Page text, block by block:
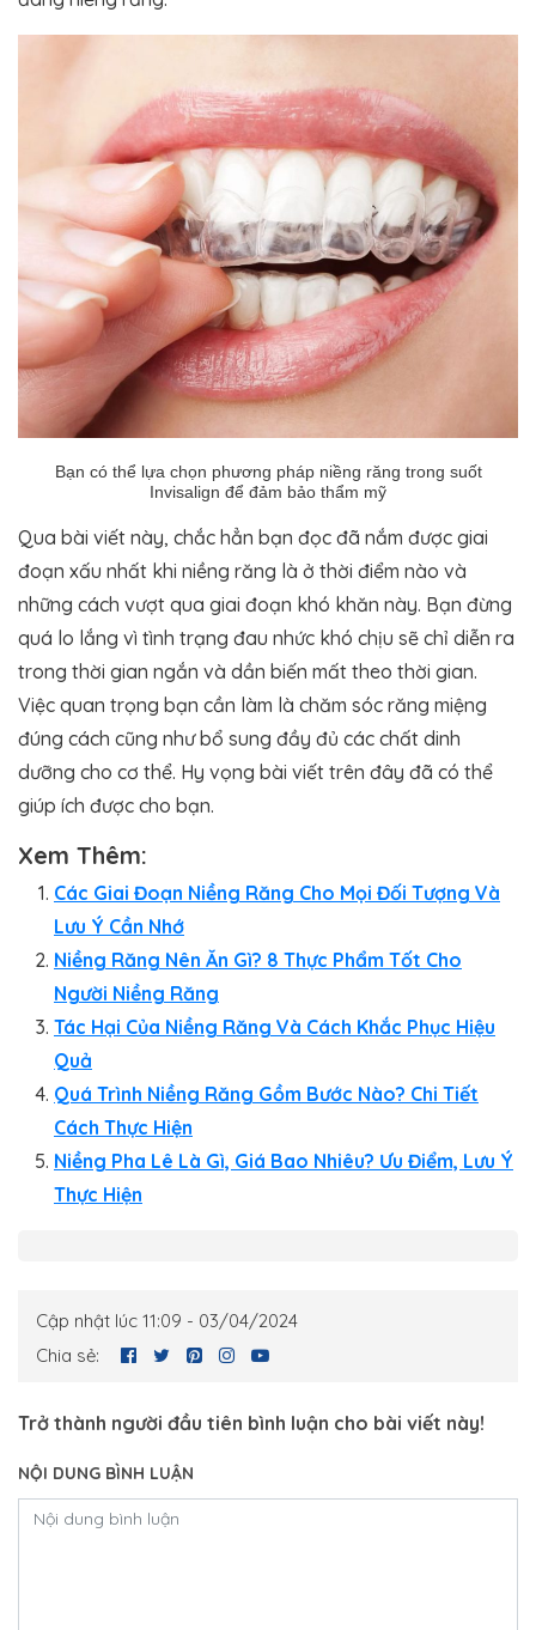
Bạn có thể lựa chọn phương pháp niềng răng trong suốt
Invisalign để đảm bảo thẩm mỹ
Qua bài viết này, chắc hẳn bạn đọc đã nắm được giai
đoạn xấu nhất khi niềng răng là ở thời điểm nào và
những cách vượt qua giai đoạn khó khăn này. Bạn đừng
quá lo lắng vì tình trạng đau nhức khó chịu sẽ chỉ diễn ra
trong thời gian ngắn và dần biến mất theo thời gian.
Việc quan trọng bạn cần làm là chăm sóc răng miệng
đúng cách cũng như bổ sung đầy đủ các chất dinh
dưỡng cho cơ thể. Hy vọng bài viết trên đây đã có thể
giúp ích được cho bạn.
Xem Thêm:
Các Giai Đoạn Niềng Răng Cho Mọi Đối Tượng Và
Lưu Ý Cần Nhớ
Niềng Răng Nên Ăn Gì? 8 Thực Phẩm Tốt Cho
Người Niềng Răng
Tác Hại Của Niềng Răng Và Cách Khắc Phục Hiệu
Quả
Quá Trình Niềng Răng Gồm Bước Nào? Chi Tiết
Cách Thực Hiện
Niềng Pha Lê Là Gì, Giá Bao Nhiêu? Ưu Điểm, Lưu Ý
Thực Hiện
Cập nhật lúc 11:09 - 03/04/2024
Chia sẻ:
Trở thành người đầu tiên bình luận cho bài viết này!
NỘI DUNG BÌNH LUẬN